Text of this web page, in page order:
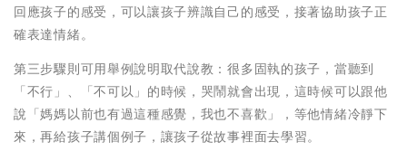
回應孩子的感受，可以讓孩子辨識自己的感受，接著協助孩子正
確表達情緒。
第三步驟則可用舉例說明取代說教：很多固執的孩子，當聽到
「不行」、「不可以」的時候，哭鬧就會出現，這時候可以跟他
說「媽媽以前也有過這種感覺，我也不喜歡」，等他情緒冷靜下
來，再給孩子講個例子，讓孩子從故事裡面去學習。